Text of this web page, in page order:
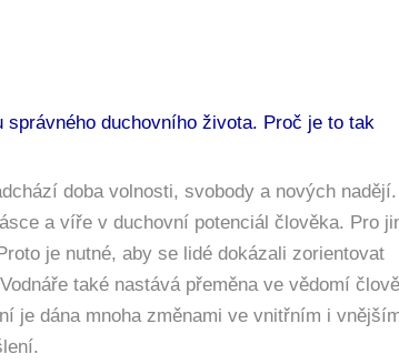
duchovního života. Proč je to tak
doba volnosti, svobody a nových
a víře v duchovní potenciál člověka. Pro
je nutné, aby se lidé dokázali zorientovat
také nastává přeměna ve vědomí
je dána mnoha změnami ve vnitřním i